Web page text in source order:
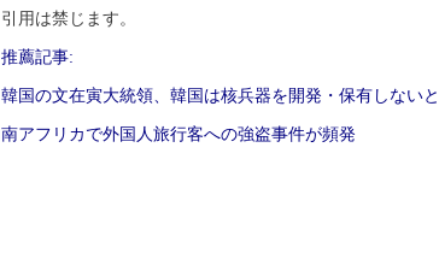
引用は禁じます。
推薦記事:
韓国の文在寅大統領、韓国は核兵器を開発・保有しない
南アフリカで外国人旅行客への強盗事件が頻発